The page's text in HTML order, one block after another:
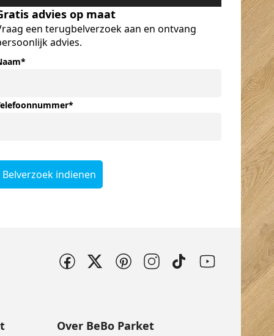
advies op maat
een terugbelverzoek aan en ontvang
advies.
*
*
Belverzoek indienen
Over BeBo Parket